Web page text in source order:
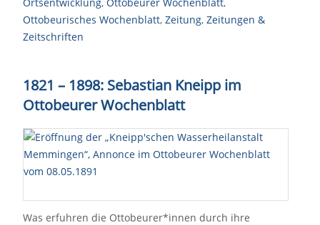
Ottobeurisches Wochenblatt, Zeitung, Zeitungen &
Zeitschriften
1821 – 1898: Sebastian Kneipp im
Ottobeurer Wochenblatt
Was erfuhren die Ottobeurer*innen durch ihre